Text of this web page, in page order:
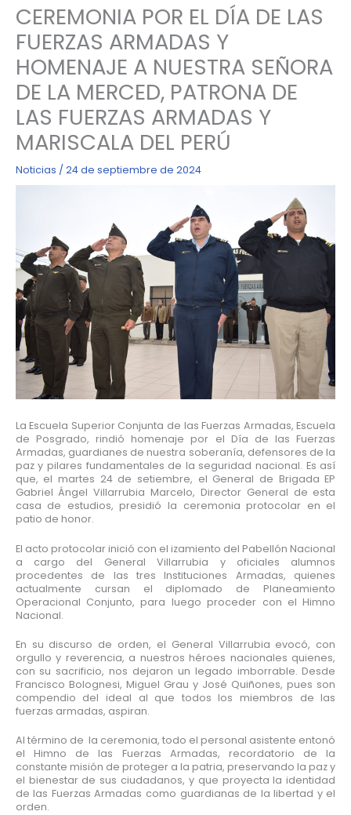
CEREMONIA POR EL DÍA DE LAS
FUERZAS ARMADAS Y
HOMENAJE A NUESTRA SEÑORA
DE LA MERCED, PATRONA DE
LAS FUERZAS ARMADAS Y
MARISCALA DEL PERÚ
Noticias / 24 de septiembre de 2024
La Escuela Superior Conjunta de las Fuerzas Armadas, Escuela
de Posgrado, rindió homenaje por el Día de las Fuerzas
Armadas, guardianes de nuestra soberanía, defensores de la
paz y pilares fundamentales de la seguridad nacional. Es así
que, el martes 24 de setiembre, el General de Brigada EP
Gabriel Ángel Villarrubia Marcelo, Director General de esta
casa de estudios, presidió la ceremonia protocolar en el
patio de honor.
El acto protocolar inició con el izamiento del Pabellón Nacional
a cargo del General Villarrubia y oficiales alumnos
procedentes de las tres Instituciones Armadas, quienes
actualmente cursan el diplomado de Planeamiento
Operacional Conjunto, para luego proceder con el Himno
Nacional.
En su discurso de orden, el General Villarrubia evocó, con
orgullo y reverencia, a nuestros héroes nacionales quienes,
con su sacrificio, nos dejaron un legado imborrable. Desde
Francisco Bolognesi, Miguel Grau y José Quiñones, pues son
compendio del ideal al que todos los miembros de las
fuerzas armadas, aspiran.
Al término de la ceremonia, todo el personal asistente entonó
el Himno de las Fuerzas Armadas, recordatorio de la
constante misión de proteger a la patria, preservando la paz y
el bienestar de sus ciudadanos, y que proyecta la identidad
de las Fuerzas Armadas como guardianas de la libertad y el
orden.